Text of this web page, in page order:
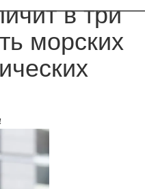
в три
морских